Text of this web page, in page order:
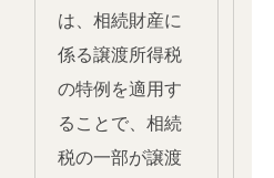
は、相続財産に
係る譲渡所得税
の特例を適用す
ることで、相続
税の一部が譲渡